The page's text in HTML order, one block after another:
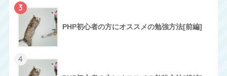
3
PHP初心者の方にオススメの勉強方法[前編]
4